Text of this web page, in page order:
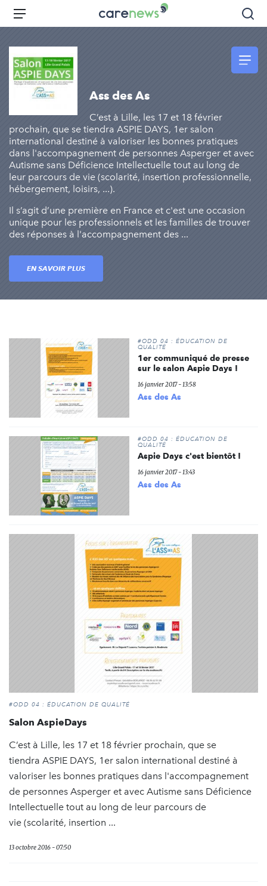
Aller
principal
Carenews,
Le
l'engagement
Menu
Ass des As
C’est à Lille, les 17 et 18 février
prochain, que se tiendra ASPIE DAYS, 1er salon
international destiné à valoriser les bonnes pratiques
dans l'accompagnement de personnes Asperger et avec
Autisme sans Déficience Intellectuelle tout au long de
leur parcours de vie (scolarité, insertion professionnelle,
hébergement, loisirs, ...).
Il s’agit d’une première en France et c'est une occasion
unique pour les professionnels et les familles de trouver
des réponses à l'accompagnement des ...
EN SAVOIR PLUS
#ODD 04 : ÉDUCATION DE
QUALITÉ
1er communiqué de presse
sur le salon Aspie Days !
16 janvier 2017 - 13:58
Ass des As
#ODD 04 : ÉDUCATION DE
QUALITÉ
Aspie Days c'est bientôt !
16 janvier 2017 - 13:43
Ass des As
#ODD 04 : ÉDUCATION DE QUALITÉ
Salon AspieDays
C’est à Lille, les 17 et 18 février prochain, que se
tiendra ASPIE DAYS, 1er salon international destiné à
valoriser les bonnes pratiques dans l'accompagnement
de personnes Asperger et avec Autisme sans Déficience
Intellectuelle tout au long de leur parcours de
vie (scolarité, insertion ...
13 octobre 2016 - 07:50